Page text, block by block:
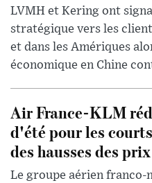
LVMH et Kering ont
stratégique vers les
et dans les Amériques
économique en Chine
Air France-KLM
d'été pour les
des hausses des
Le groupe aérien franco-